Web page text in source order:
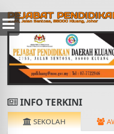
Previous
INFO TERKINI
SEKOLAH